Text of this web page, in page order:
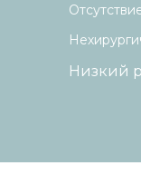
Низкий